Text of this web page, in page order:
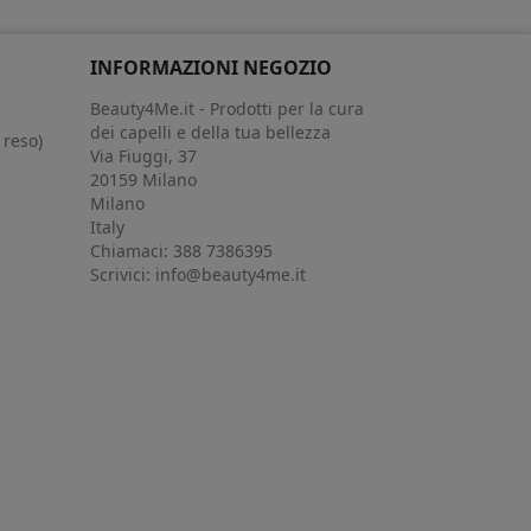
INFORMAZIONI NEGOZIO
Beauty4Me.it - Prodotti per la cura
dei capelli e della tua bellezza
Via Fiuggi, 37
20159 Milano
Milano
Italy
Chiamaci: 388 7386395
Scrivici: info@beauty4me.it